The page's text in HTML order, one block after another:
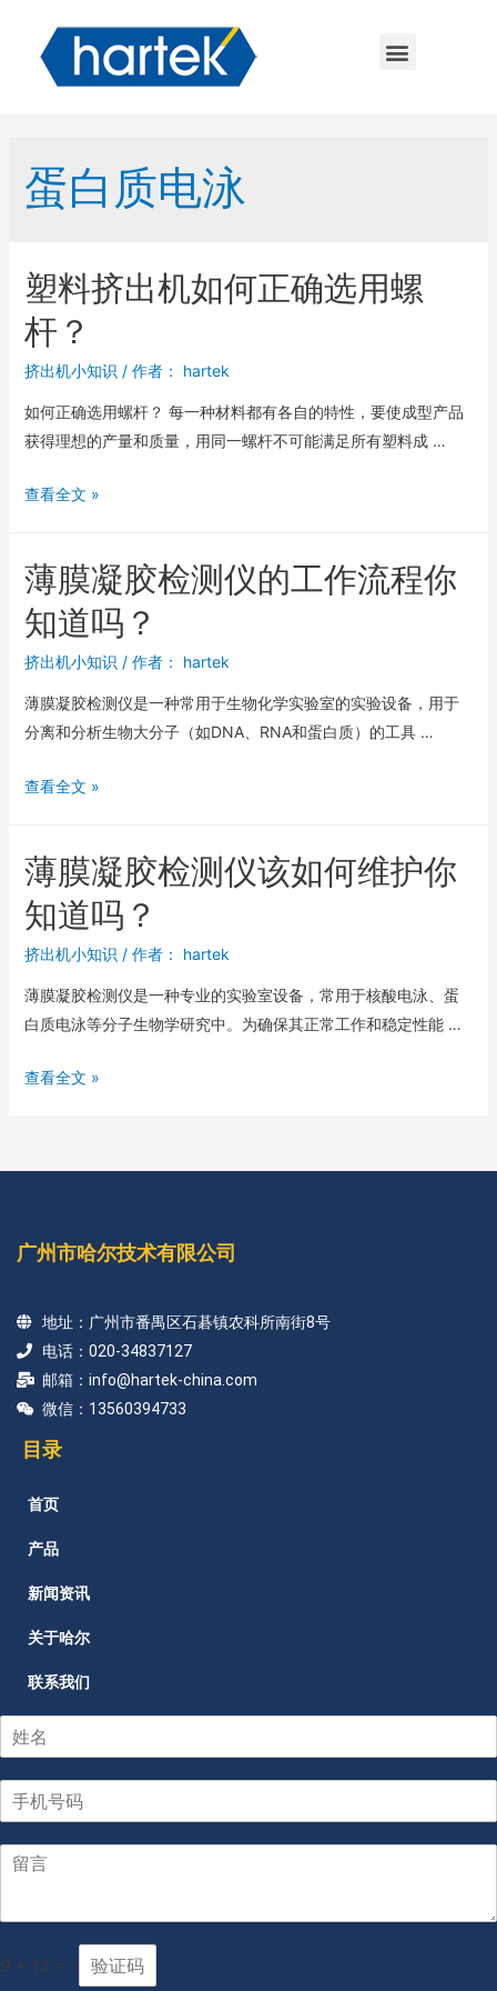
蛋白质电泳
塑料挤出机如何正确选用螺
杆？
挤出机小知识 / 作者： hartek
如何正确选用螺杆？ 每一种材料都有各自的特性，要使成型产品
获得理想的产量和质量，用同一螺杆不可能满足所有塑料成 …
查看全文 »
薄膜凝胶检测仪的工作流程你
知道吗？
挤出机小知识 / 作者： hartek
薄膜凝胶检测仪是一种常用于生物化学实验室的实验设备，用于
分离和分析生物大分子（如DNA、RNA和蛋白质）的工具 …
查看全文 »
薄膜凝胶检测仪该如何维护你
知道吗？
挤出机小知识 / 作者： hartek
薄膜凝胶检测仪是一种专业的实验室设备，常用于核酸电泳、蛋
白质电泳等分子生物学研究中。为确保其正常工作和稳定性能 …
查看全文 »
广州市哈尔技术有限公司
地址：广州市番禺区石碁镇农科所南街8号
电话：020-34837127
邮箱：info@hartek-china.com
微信：13560394733
目录
首页
产品
新闻资讯
关于哈尔
联系我们
9 * 13 =